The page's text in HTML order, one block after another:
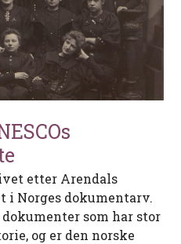
etter Arendals
Norges dokumentarv.
som har stor
og er den norske